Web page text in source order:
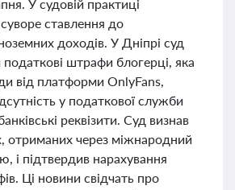
У судовій практиці
ставлення до
доходів. У Дніпрі суд
штрафи блогерці, яка
від платформи OnlyFans,
у податкової служби
реквізити. Суд визнав
отриманих через міжнародний
і підтвердив нарахування
Ці новини свідчать про